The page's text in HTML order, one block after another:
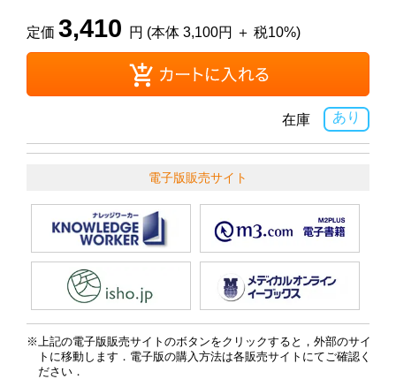
定価 3,410 円 (本体 3,100円 ＋ 税10%)
あり
在庫
電子版販売サイト
上記の電子版販売サイトのボタンをクリックすると，外部のサイ
トに移動します．電子版の購入方法は各販売サイトにてご確認く
ださい．